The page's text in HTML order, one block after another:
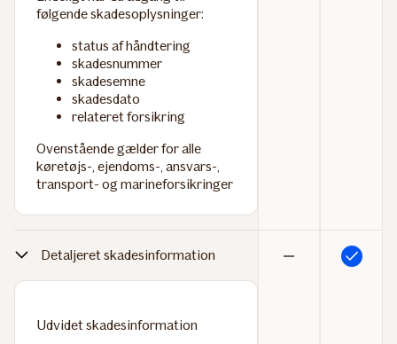
følgende skadesoplysninger:
status af håndtering
skadesnummer
skadesemne
skadesdato
relateret forsikring
Ovenstående gælder for alle
køretøjs-, ejendoms-, ansvars-,
transport- og marineforsikringer
Detaljeret skadesinformation
Udvidet skadesinformation
Inkluderet